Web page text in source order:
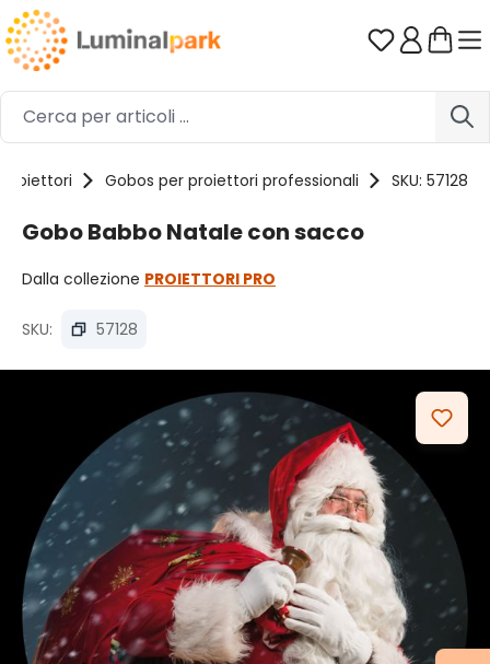
Passa al contenuto principale Hai 0
Proiettori Gobos per proiettori professionali SKU: 57128
Gobo Babbo Natale con sacco
Dalla collezione PROIETTORI PRO
SKU: 57128